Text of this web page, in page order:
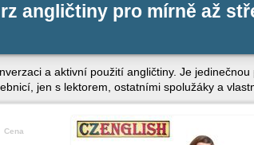
angličtiny pro mírně až
a aktivní použití angličtiny. Je
jen s lektorem, ostatními spolužáky a
Cena